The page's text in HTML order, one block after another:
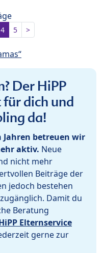
4 5 >
Der HiPP
dich und
da!
Jahren betreuen wir
aktiv. Neue
nicht mehr
Beiträge der
jedoch bestehen
Damit du
Beratung
Elternservice
gerne zur